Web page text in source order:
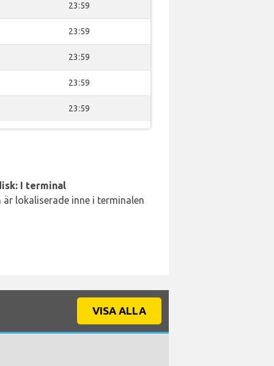
23:59
23:59
23:59
23:59
23:59
I terminal
lokaliserade inne i terminalen
VISA ALLA